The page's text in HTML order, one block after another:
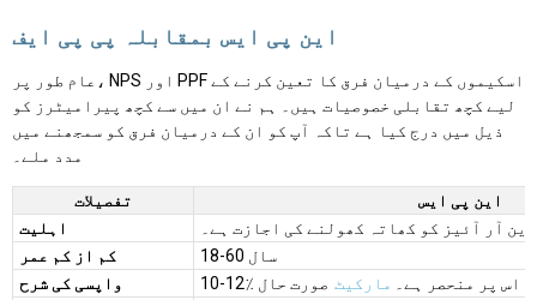
این پی ایس بمقابلہ پی پی ایف
عام طور پر، NPS اور PPF اسکیموں کے درمیان فرق کا تعین کرنے کے
لیے کچھ تقابلی خصوصیات ہیں۔ ہم نے ان میں سے کچھ پیرامیٹرز کو
ذیل میں درج کیا ہے تاکہ آپ کو ان کے درمیان فرق کو سمجھنے میں
مدد ملے۔
تفصیلات
این پی ایس
اہلیت
آر آئیز کو کھاتہ کھولنے کی اجازت ہے۔
کم از کم عمر
18-60 سال
واپسی کی شرح
یہ اس پر منحصر ہے۔ مارکیٹ صورت حال